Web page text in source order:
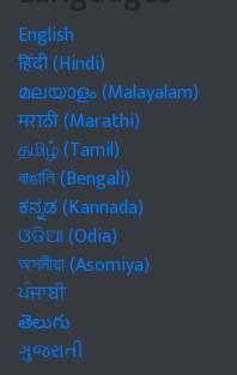
English
हिंदी (Hindi)
മലയാളം (Malayalam)
मराठी (Marathi)
தமிழ் (Tamil)
বাঙালি (Bengali)
ಕನ್ನಡ (Kannada)
ଓଡିଆ (Odia)
অসমীয়া (Asomiya)
ਪੰਜਾਬੀ
తెలుగు
ગુજરાતી